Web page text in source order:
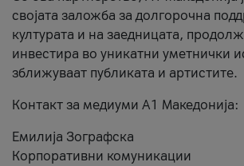
својата заложба за долгорочна
културата и на заедницата,
инвестира во уникатни уметнички
зближуваат публиката и артистите.
Контакт за медиуми А1 Македонија:
Емилија Зографска
Корпоративни комуникации